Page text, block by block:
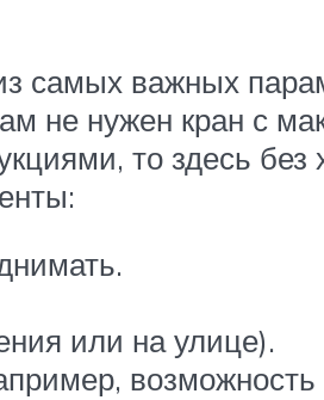
самых важных
не нужен кран с
то здесь
или на улице).